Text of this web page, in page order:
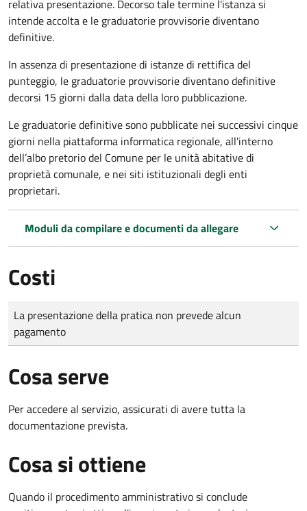
relativa presentazione. Decorso tale termine l'istanza si
intende accolta e le graduatorie provvisorie diventano
definitive.
In assenza di presentazione di istanze di rettifica del
punteggio, le graduatorie provvisorie diventano definitive
decorsi 15 giorni dalla data della loro pubblicazione.
Le graduatorie definitive sono pubblicate nei successivi cinque
giorni nella piattaforma informatica regionale, all'interno
dell’albo pretorio del Comune per le unità abitative di
proprietà comunale, e nei siti istituzionali degli enti
proprietari.
Moduli da compilare e documenti da allegare
Costi
Tipo di pagamento
Importo
La presentazione della pratica non prevede alcun
pagamento
Cosa serve
Per accedere al servizio, assicurati di avere tutta la
documentazione prevista.
Cosa si ottiene
Quando il procedimento amministrativo si conclude